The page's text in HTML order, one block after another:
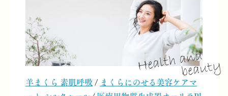
羊まくら 素肌呼吸/ まくらにのせる美容ケアマ